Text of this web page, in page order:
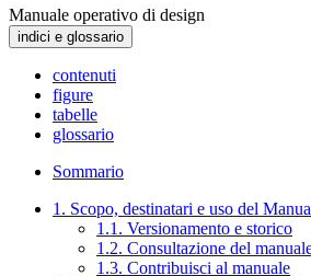
Manuale operativo di design
indici e glossario
contenuti
figure
tabelle
glossario
Sommario
1. Scopo, destinatari e uso del
1.1. Versionamento e storico
1.2. Consultazione del
1.3. Contribuisci al manuale